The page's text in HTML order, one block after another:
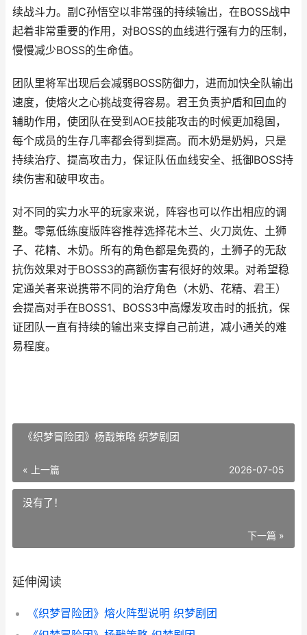
续战斗力。副C孙悟空以非常强的持续输出，在BOSS战中
起着非常重要的作用，对BOSS的血线进行强有力的压制，
慢慢减少BOSS的生命值。
团队里将军出现后会减弱BOSS防御力，进而加快全队输出
速度，使熔火之心挑战变得容易。君王负责护盾和回血的
辅助作用，使团队在受到AOE技能攻击的时候更加稳固，
每个成员的生存几率都会得到提高。而木奶是奶妈，只是
持续治疗、提高攻击力，保证队伍血线安全、抵御BOSS持
续伤害和破甲攻击。
对不同的实力水平的玩家来说，阵容也可以作出相应的调
整。零氪低练度版阵容推荐选择花木兰、火刀岚佐、土狮
子、花精、木奶。所有的角色都是免费的，土狮子的无敌
抗伤效果对于BOSS3的高额伤害有很好的效果。对希望稳
定通关者来说携带不同的治疗角色（木奶、花精、君王）
会提高对手在BOSS1、BOSS3中高爆发攻击时的抵抗，保
证团队一直有持续的输出来支撑自己前进，减小通关的难
易程度。
《织梦冒险团》杨戬策略 织梦剧团
« 上一篇 2026-07-05
没有了！
下一篇 »
延伸阅读
《织梦冒险团》熔火阵型说明 织梦剧团